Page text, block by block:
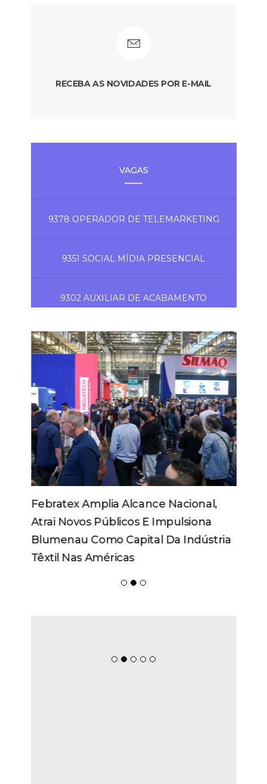
RECEBA AS NOVIDADES POR E-MAIL
VAGAS
9378 OPERADOR DE TELEMARKETING
9351 SOCIAL MÍDIA PRESENCIAL
9302 AUXILIAR DE ACABAMENTO
Febratex Amplia Alcance Nacional,
Atrai Novos Públicos E Impulsiona
Blumenau Como Capital Da Indústria
Têxtil Nas Américas